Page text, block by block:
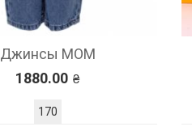
Джинсы MOM
1880.00
170